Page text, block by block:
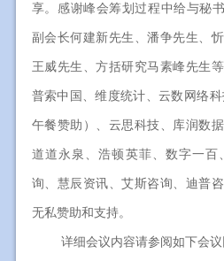
享。感谢峰会筹划过程中给与秘
副会长何建新先生、潘争先生、
王威先生、方括研究马素峰先生
普索中国、维度统计、云数网络
午餐赞助）、云思科技、库润数
道道永泉、浩顿英菲、数字一百
询、慧辰资讯、艾斯咨询、迪普
无私赞助和支持。
详细会议内容请参阅如下会议